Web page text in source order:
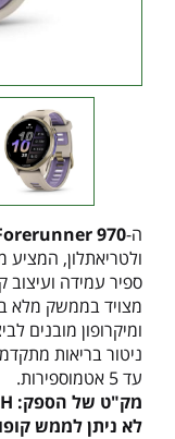
ה-970
ולטריאתלון,
ספיר עמידה
מצויד בממשק מלא
ומיקרופון מובנים
ניטור בריאות
עד 5 אטמוספירות.
מק"ט של הספק: 010-02969-12H
לא ניתן לממש